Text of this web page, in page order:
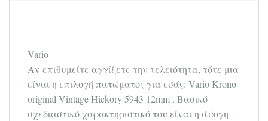
Vario
Αν επιθυμείτε αγγίξετε την τελειότητα, τότε μια
είναι η επιλογή πατώματος για εσάς: Vario Krono
original Vintage Hickory 5943 12mm . Βασικό
σχεδιαστικό χαρακτηριστικό του είναι η άψογη